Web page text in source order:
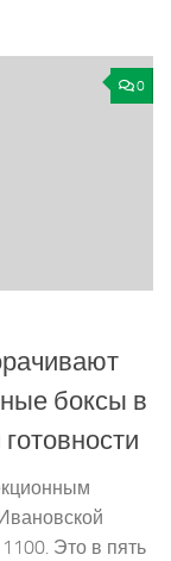
0
боксы в
Это в пять